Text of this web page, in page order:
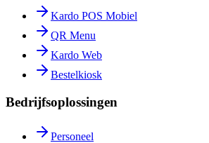
Kardo POS Mobiel
QR Menu
Kardo Web
Bestelkiosk
Bedrijfsoplossingen
Personeel